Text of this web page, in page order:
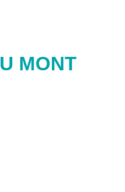
MONT